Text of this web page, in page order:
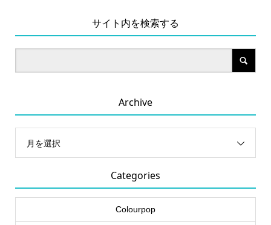
サイト内を検索する
Archive
月を選択
Categories
Colourpop